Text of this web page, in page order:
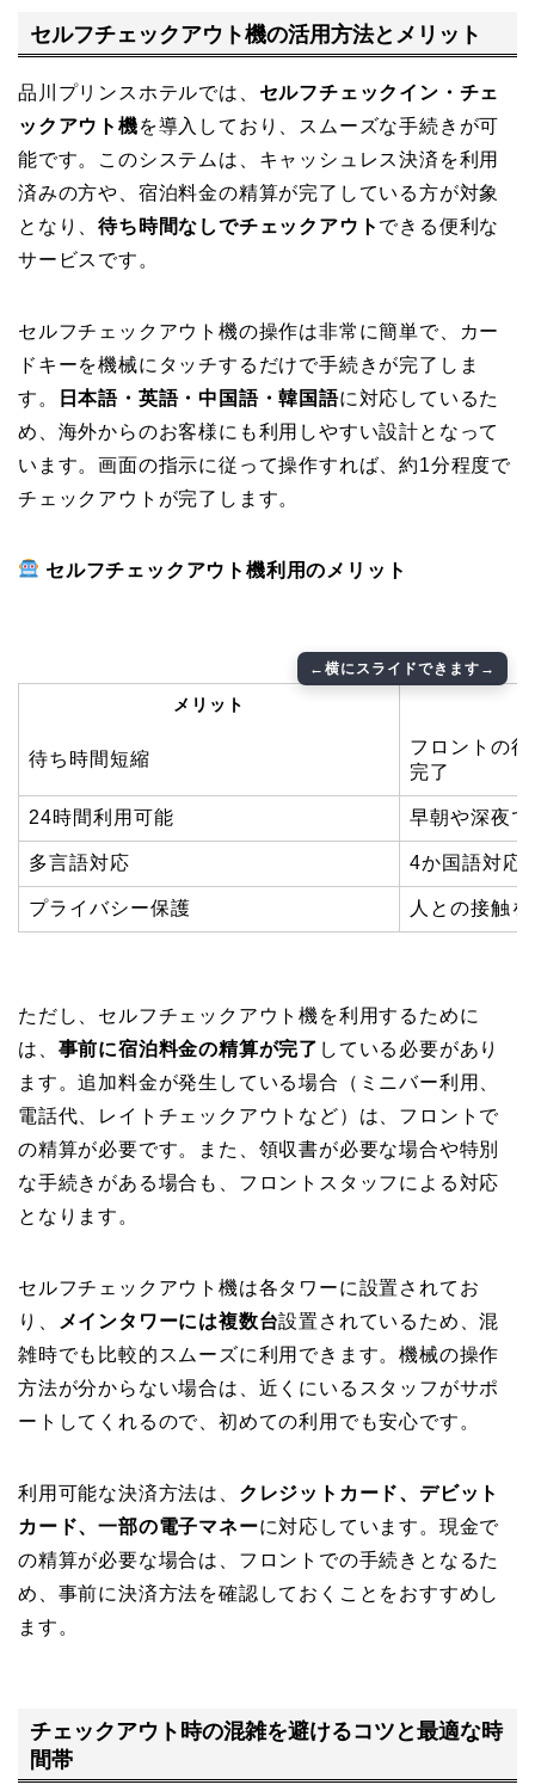
セルフチェックアウト機の活用方法とメリット
品川プリンスホテルでは、 セルフチェックイン・チェ
ックアウト機を導入しており、スムーズな手続きが可
能です。このシステムは、キャッシュレス決済を利用
済みの方や、宿泊料金の精算が完了している方が対象
となり、待ち時間なしでチェックアウト できる便利な
サービスです。
セルフチェックアウト機の操作は非常に簡単で、カー
ドキーを機械にタッチするだけで手続きが完了しま
す。
日本語・英語・中国語・韓国語に対応しているた
め、海外からのお客様にも利用しやすい設計となって
います。画面の指示に従って操作すれば、約1分程度で
チェックアウトが完了します。
セルフチェックアウト機利用のメリット
メリット
待ち時間短縮
フロントの
完了
24時間利用可能 早朝や深夜
多言語対応 4か国語対応
プライバシー保護 人との接触
ただし、セルフチェックアウト機を利用するために
は、 事前に宿泊料金の精算が完了 している必要があり
ます。追加料金が発生している場合（ミニバー利用、
電話代、レイトチェックアウトなど）は、フロントで
の精算が必要です。また、領収書が必要な場合や特別
な手続きがある場合も、フロントスタッフによる対応
となります。
セルフチェックアウト機は各タワーに設置されてお
り、
メインタワーには複数台設置されているため、混
雑時でも比較的スムーズに利用できます。機械の操作
方法が分からない場合は、近くにいるスタッフがサポ
ートしてくれるので、初めての利用でも安心です。
利用可能な決済方法は、 クレジットカード、デビット
カード、一部の電子マネーに対応しています。現金で
の精算が必要な場合は、フロントでの手続きとなるた
め、事前に決済方法を確認しておくことをおすすめし
ます。
チェックアウト時の混雑を避けるコツと最適な時
間帯